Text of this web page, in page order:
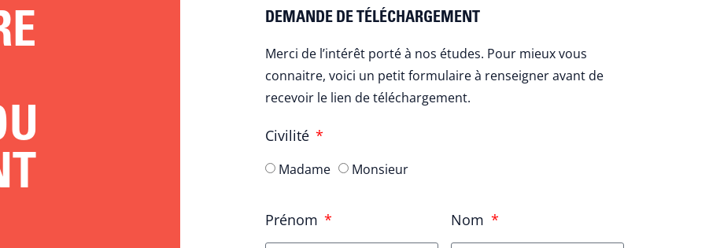
DEMANDE DE TÉLÉCHARGEMENT
Merci de l’intérêt porté à nos études. Pour mieux vous
connaitre, voici un petit formulaire à renseigner avant de
recevoir le lien de téléchargement.
Civilité
Madame Monsieur
Prénom Nom